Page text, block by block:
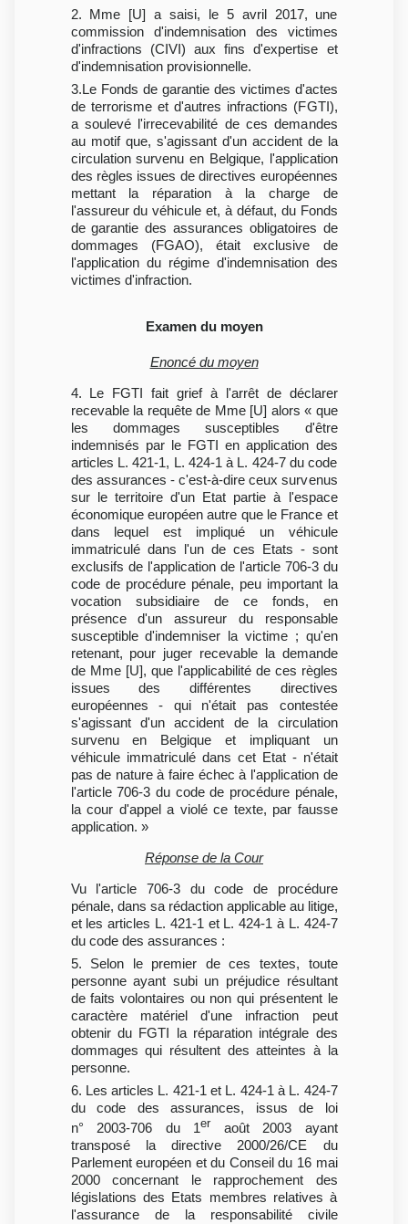
2. Mme [U] a saisi, le 5 avril 2017, une
commission d'indemnisation des victimes
d'infractions (CIVI) aux fins d'expertise et
d'indemnisation provisionnelle.
3.Le Fonds de garantie des victimes d'actes
de terrorisme et d'autres infractions (FGTI),
a soulevé l'irrecevabilité de ces demandes
au motif que, s'agissant d'un accident de la
circulation survenu en Belgique, l'application
des règles issues de directives européennes
mettant la réparation à la charge de
l'assureur du véhicule et, à défaut, du Fonds
de garantie des assurances obligatoires de
dommages (FGAO), était exclusive de
l'application du régime d'indemnisation des
victimes d'infraction.
Examen du moyen
Enoncé du moyen
4. Le FGTI fait grief à l'arrêt de déclarer
recevable la requête de Mme [U] alors « que
les dommages susceptibles d'être
indemnisés par le FGTI en application des
articles L. 421-1, L. 424-1 à L. 424-7 du code
des assurances - c'est-à-dire ceux survenus
sur le territoire d'un Etat partie à l'espace
économique européen autre que le France et
dans lequel est impliqué un véhicule
immatriculé dans l'un de ces Etats - sont
exclusifs de l'application de l'article 706-3 du
code de procédure pénale, peu important la
vocation subsidiaire de ce fonds, en
présence d'un assureur du responsable
susceptible d'indemniser la victime ; qu'en
retenant, pour juger recevable la demande
de Mme [U], que l'applicabilité de ces règles
issues des différentes directives
européennes - qui n'était pas contestée
s'agissant d'un accident de la circulation
survenu en Belgique et impliquant un
véhicule immatriculé dans cet Etat - n'était
pas de nature à faire échec à l'application de
l'article 706-3 du code de procédure pénale,
la cour d'appel a violé ce texte, par fausse
application. »
Réponse de la Cour
Vu l'article 706-3 du code de procédure
pénale, dans sa rédaction applicable au litige,
et les articles L. 421-1 et L. 424-1 à L. 424-7
du code des assurances :
5. Selon le premier de ces textes, toute
personne ayant subi un préjudice résultant
de faits volontaires ou non qui présentent le
caractère matériel d'une infraction peut
obtenir du FGTI la réparation intégrale des
dommages qui résultent des atteintes à la
personne.
6. Les articles L. 421-1 et L. 424-1 à L. 424-7
du code des assurances, issus de loi
n° 2003-706 du 1er
août 2003 ayant
transposé la directive 2000/26/CE du
Parlement européen et du Conseil du 16 mai
2000 concernant le rapprochement des
législations des Etats membres relatives à
l'assurance de la responsabilité civile